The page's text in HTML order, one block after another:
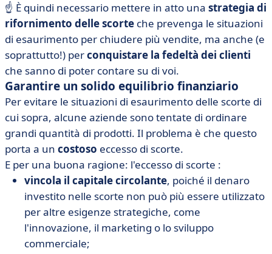
☝️ È quindi necessario mettere in atto una strategia di
rifornimento delle scorte che prevenga le situazioni
di esaurimento per chiudere più vendite, ma anche (e
soprattutto!) perconquistare la fedeltà dei clienti
che sanno di poter contare su di voi.
Garantire un solido equilibrio finanziario
Per evitare le situazioni di esaurimento delle scorte di
cui sopra, alcune aziende sono tentate di ordinare
grandi quantità di prodotti. Il problema è che questo
porta a un costoso eccesso di scorte.
E per una buona ragione: l'eccesso di scorte :
vincola il capitale circolante, poiché il denaro
investito nelle scorte non può più essere utilizzato
per altre esigenze strategiche, come
l'innovazione, il marketing o lo sviluppo
commerciale;